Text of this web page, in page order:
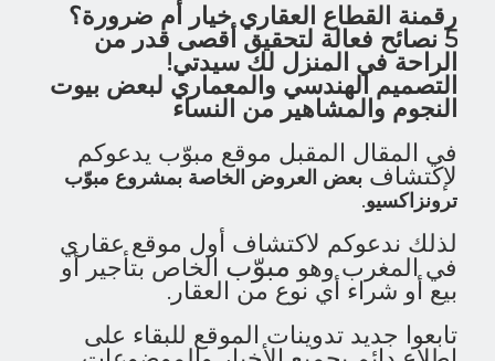
رقمنة القطاع العقاري خيار أم ضرورة؟
5 نصائح فعالة لتحقيق أقصى قدر من
الراحة في المنزل لك سيدتي!
التصميم الهندسي والمعماري لبعض بيوت
النجوم والمشاهير من النساء
في المقال المقبل موقع مبوّب يدعوكم
لإكتشاف بعض العروض الخاصة بمشروع مبوّب
ترونزاكسيو.
لذلك ندعوكم لاكتشاف أول موقع عقاري
في المغرب وهو مبوّب الخاص بتأجير أو
بيع أو شراء أي نوع من العقار.
تابعوا جديد تدوينات الموقع للبقاء على